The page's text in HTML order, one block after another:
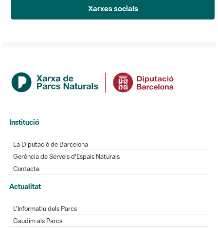
Xarxes socials
Institució
La Diputació de Barcelona
Gerència de Serveis d'Espais Naturals
Contacte
Actualitat
L'Informatiu dels Parcs
Gaudim als Parcs